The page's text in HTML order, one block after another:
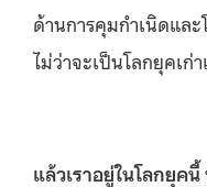
ด้านการคุมกำเนิดแล
ไม่ว่าจะเป็นโลกยุคเก่
แล้วเราอยู่ในโลกยุค